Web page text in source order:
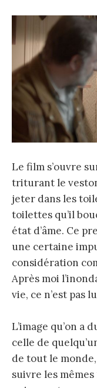
Le film s’ouvre
triturant le
jeter dans les
toilettes qu’il
état d’âme. Ce
une certaine
considération
Après moi
vie, ce n’est pas
L’image qu’on a
celle de
de tout le monde,
suivre les